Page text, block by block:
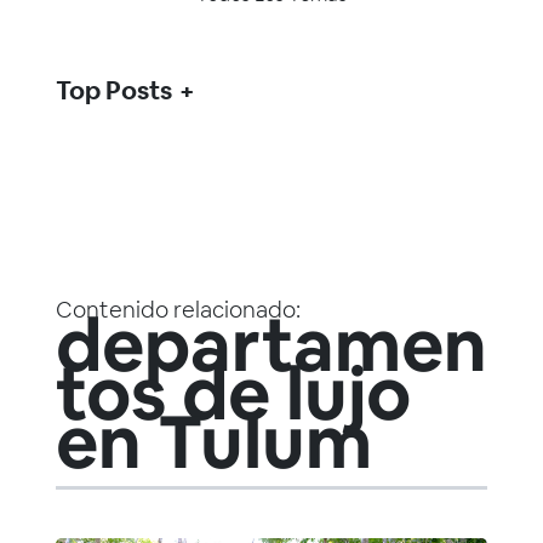
Contenido relacionado:
departamen
tos de lujo
en Tulum
Top Posts